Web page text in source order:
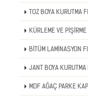
TOZ BOYA KURUTMA
KÜRLEME VE
BİTÜM LAMİNASYON
JANT BOYA
MDF AĞAÇ PARKE